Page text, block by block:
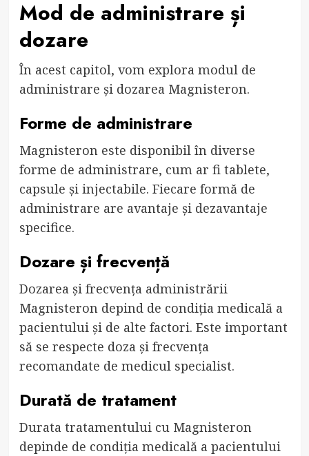
Mod de administrare și
dozare
În acest capitol, vom explora modul de
administrare și dozarea Magnisteron.
Forme de administrare
Magnisteron este disponibil în diverse
forme de administrare, cum ar fi tablete,
capsule și injectabile. Fiecare formă de
administrare are avantaje și dezavantaje
specifice.
Dozare și frecvență
Dozarea și frecvența administrării
Magnisteron depind de condiția medicală a
pacientului și de alte factori. Este important
să se respecte doza și frecvența
recomandate de medicul specialist.
Durată de tratament
Durata tratamentului cu Magnisteron
depinde de condiția medicală a pacientului